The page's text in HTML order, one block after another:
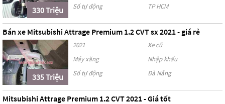
330 Triệu
Số tự động
TP HCM
Bán xe Mitsubishi Attrage Premium 1.2 CVT sx 2021 - giá rẻ
335 Triệu
2021
Xe cũ
Máy xăng
Nhập khẩu
Số tự động
Đà Nẵng
Mitsubishi Attrage Premium 1.2 CVT 2021 - Giá tốt